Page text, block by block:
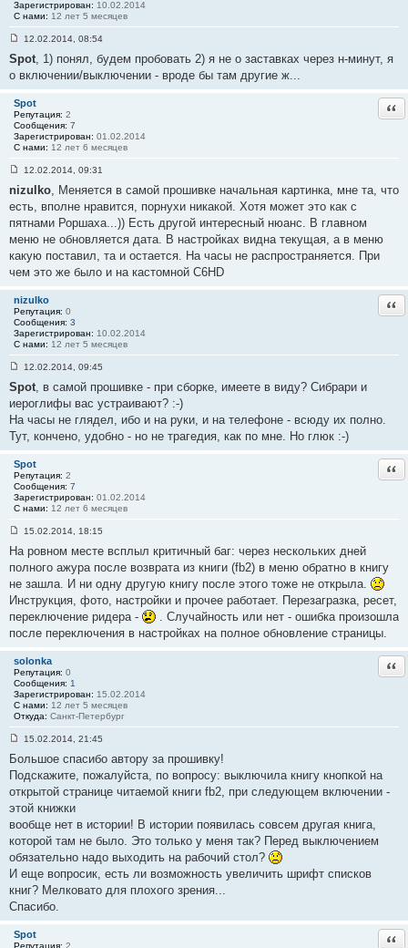
Зарегистрирован: 10.02.2014
С нами: 12 лет 5 месяцев
о
о
б
щ
е
н
и
е
#
12.02.2014, 08:54
Spot, 1) понял, будем пробовать 2) я не о заставках через н-минут, я
о включении/выключении - вроде бы там другие ж...
Spot
Репутация: 2
Сообщения: 7
Зарегистрирован: 01.02.2014
С нами: 12 лет 6 месяцев
о
б
щ
н
и
#
6
12.02.2014, 09:31
nizulko, Меняется в самой прошивке начальная картинка, мне та, что
есть, вполне нравится, порнухи никакой. Хотя может это как с
пятнами Роршаха...)) Есть другой интересный нюанс. В главном
меню не обновляется дата. В настройках видна текущая, а в меню
какую поставил, та и остается. На часы не распространяется. При
чем это же было и на кастомной C6HD
nizulko
Репутация: 0
Сообщения: 3
Зарегистрирован: 10.02.2014
С нами: 12 лет 5 месяцев
о
о
б
щ
н
и
е
#
4
7
12.02.2014, 09:45
Spot, в самой прошивке - при сборке, имеете в виду? Сибрари и
иероглифы вас устраивают? :-)
На часы не глядел, ибо и на руки, и на телефоне - всюду их полно.
Тут, кончено, удобно - но не трагедия, как по мне. Но глюк :-)
Spot
Репутация: 2
Сообщения: 7
Зарегистрирован: 01.02.2014
С нами: 12 лет 6 месяцев
о
б
щ
н
и
е
#
8
15.02.2014, 18:15
На ровном месте всплыл критичный баг: через нескольких дней
полного ажура после возврата из книги (fb2) в меню обратно в книгу
не зашла. И ни одну другую книгу после этого тоже не открыла.
Инструкция, фото, настройки и прочее работает. Перезагразка, ресет,
переключение ридера -
. Случайность или нет - ошибка произошла
после переключения в настройках на полное обновление страницы.
solonka
Репутация: 0
Сообщения: 1
Зарегистрирован: 15.02.2014
С нами: 12 лет 5 месяцев
Откуда: Санкт-Петербург
о
б
щ
н
и
#
4
15.02.2014, 21:45
Большое спасибо автору за прошивку!
Подскажите, пожалуйста, по вопросу: выключила книгу кнопкой на
открытой странице читаемой книги fb2, при следующем включении -
этой книжки
вообще нет в истории! В истории появилась совсем другая книга,
которой там не было. Это только у меня так? Перед выключением
обязательно надо выходить на рабочий стол?
И еще вопросик, есть ли возможность увеличить шрифт списков
книг? Мелковато для плохого зрения...
Спасибо.
Spot
Репутация: 2